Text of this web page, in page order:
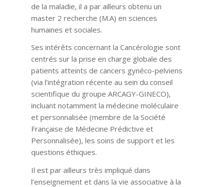
de la maladie, il a par ailleurs obtenu un
master 2 recherche (M.A) en sciences
humaines et sociales.
Ses intérêts concernant la Cancérologie sont
centrés sur la prise en charge globale des
patients atteints de cancers gynéco-pelviens
(via l’intégration récente au sein du conseil
scientifique du groupe ARCAGY-GINECO),
incluant notamment la médecine moléculaire
et personnalisée (membre de la Société
Française de Médecine Prédictive et
Personnalisée), les soins de support et les
questions éthiques.
Il est par ailleurs très impliqué dans
l’enseignement et dans la vie associative à la